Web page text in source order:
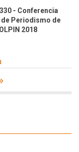
- Conferencia
Periodismo de
2018